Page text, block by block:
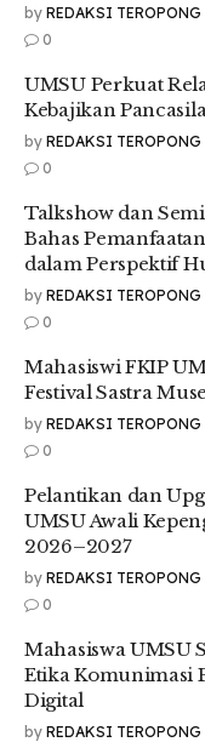
dan intervisi yang
intervisi, yang juga
termasuk aktor film.
penting bagi tema
menonton, saya
Lebih lanjut, Faisal
merupakan
ruang hukum, tetapi
“Korupsi jelas
diberantas. Namun,
terungkap, tantangan
hukum sering
teror,” tambahnya.
Sementara itu, Ketua
dalam sambutannya
terlaksananya
“Acara ini adalah
nasional yang bisa
Ia berharap kegiatan
tahun-tahun
semakin dikenal di
by REDAKSI TEROPONG
0
UMSU Perkuat
Kebajikan
by REDAKSI TEROPONG
0
Talkshow dan
Bahas
dalam Perspektif
by REDAKSI TEROPONG
0
Mahasiswi FKIP
Festival Sastra
by REDAKSI TEROPONG
0
Pelantikan dan
UMSU Awali
2026–2027
by REDAKSI TEROPONG
0
Mahasiswa UMSU
Etika Komunimasi
Digital
by REDAKSI TEROPONG